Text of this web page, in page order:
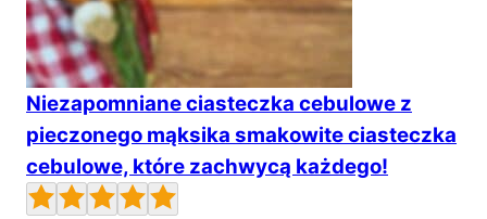
Niezapomniane ciasteczka cebulowe z
pieczonego mąksika smakowite ciasteczka
cebulowe, które zachwycą każdego!